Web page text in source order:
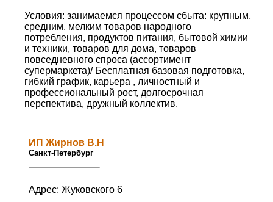
Условия: занимаемся процессом сбыта: крупным,
средним, мелким товаров народного
потребления, продуктов питания, бытовой химии
и техники, товаров для дома, товаров
повседневного спроса (ассортимент
супермаркета)/ Бесплатная базовая подготовка,
гибкий график, карьера , личностный и
профессиональный рост, долгосрочная
перспектива, дружный коллектив.
ИП Жирнов В.Н
Санкт-Петербург
Адрес: Жуковского 6